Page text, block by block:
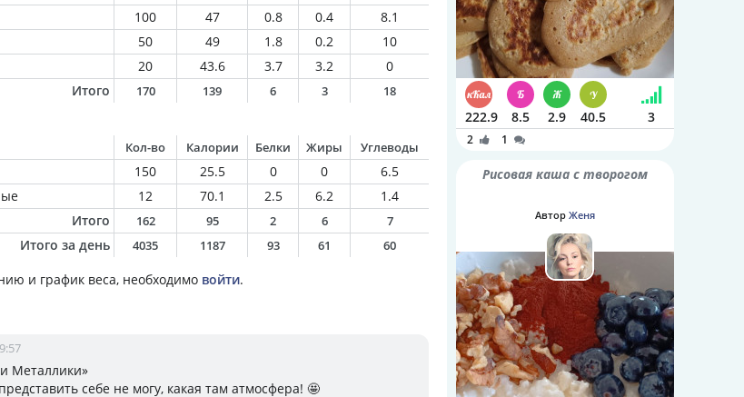
100 47 0.8 0.4
8.1
50 49 1.8 0.2
10
20 43.6 3.7 3.2
0
Итого
170 139 6 3 18
Кол-во Калории Белки Жиры Углеводы
150 25.5 0 0
6.5
12 70.1 2.5 6.2
1.4
Итого
162 95 2 6 7
Итого за день 4035 1187 93 61 60
и график веса, необходимо войти.
Металлики»
себе не могу, какая там атмосфера! 🤩
222.9 8.5 2.9 40.5 3
2 1
Рисовая каша с творогом
Автор Женя